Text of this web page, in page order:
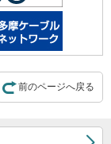
前のページへ戻る